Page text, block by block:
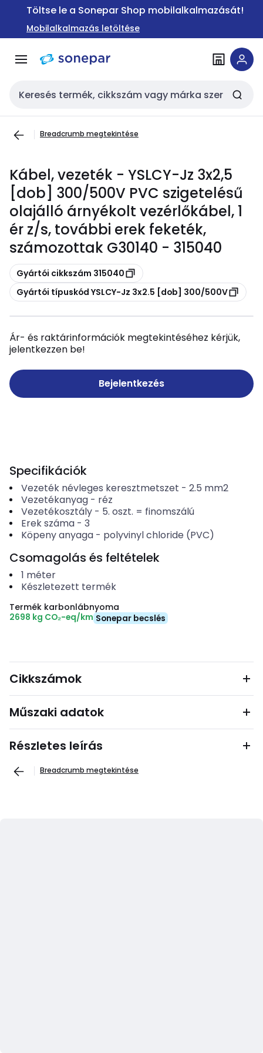
Ugrás a
Ugrás a
tartalomra
Töltse le a Sonepar Shop mobilalkalmazását!
Mobilalkalmazás letöltése
Keresési bemenet
Breadcrumb megtekintése
Kábel, vezeték - YSLCY-Jz 3x2,5
[dob] 300/500V PVC szigetelésű
olajálló árnyékolt vezérlőkábel, 1
ér z/s, további erek feketék,
számozottak G30140 - 315040
Másolás
Gyártói cikkszám 315040
Másolás
Gyártói típuskód YSLCY-Jz 3x2.5 [dob] 300/500V
Ár- és raktárinformációk megtekintéséhez kérjük,
jelentkezzen be!
Bejelentkezés
Specifikációk
Vezeték névleges keresztmetszet - 2.5 mm2
Vezetékanyag- réz
Vezetékosztály- 5. oszt. = finomszálú
Erek száma- 3
Köpeny anyaga- polyvinyl chloride (PVC)
Csomagolás és feltételek
1 méter
Készletezett termék
Termék karbonlábnyoma
2698 kg CO₂-eq/km Sonepar becslés
Cikkszámok
Műszaki adatok
Részletes leírás
Breadcrumb megtekintése